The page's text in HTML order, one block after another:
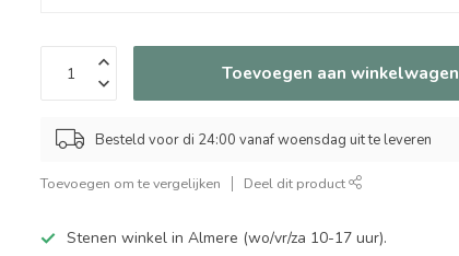
Toevoegen aan winkelwagen
Besteld voor di 24:00 vanaf woensdag uit te leveren
Toevoegen om te vergelijken Deel dit product
Stenen winkel in Almere (wo/vr/za 10-17 uur).